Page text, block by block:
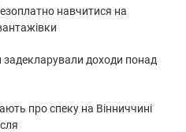
навчитися на
доходи понад
про спеку на Вінниччині